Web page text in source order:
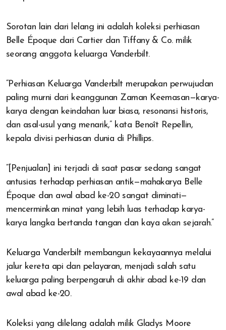
Sorotan lain dari lelang ini adalah koleksi perhiasan
Belle Époque dari Cartier dan Tiffany & Co. milik
seorang anggota keluarga Vanderbilt.
“Perhiasan Keluarga Vanderbilt merupakan perwujudan
paling murni dari keanggunan Zaman Keemasan—karya-
karya dengan keindahan luar biasa, resonansi historis,
dan asal-usul yang menarik,” kata Benoît Repellin,
kepala divisi perhiasan dunia di Phillips.
“[Penjualan] ini terjadi di saat pasar sedang sangat
antusias terhadap perhiasan antik—mahakarya Belle
Époque dan awal abad ke-20 sangat diminati—
mencerminkan minat yang lebih luas terhadap karya-
karya langka bertanda tangan dan kaya akan sejarah.”
Keluarga Vanderbilt membangun kekayaannya melalui
jalur kereta api dan pelayaran, menjadi salah satu
keluarga paling berpengaruh di akhir abad ke-19 dan
awal abad ke-20.
Koleksi yang dilelang adalah milik Gladys Moore